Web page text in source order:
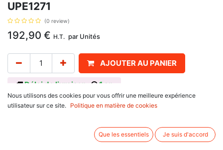
UPE1271
(0 review)
192,90 € H.T. par Unités
AJOUTER AU PANIER
Délai de livraison : 1 an
Pour moteur X60.50, avec pour référence d'origine U5MW0204, UPE1271,
Nous utilisons des cookies pour vous offrir une meilleure expérience
utilisateur sur ce site.
Politique en matière de cookies
Que les essentiels Je suis d'accord